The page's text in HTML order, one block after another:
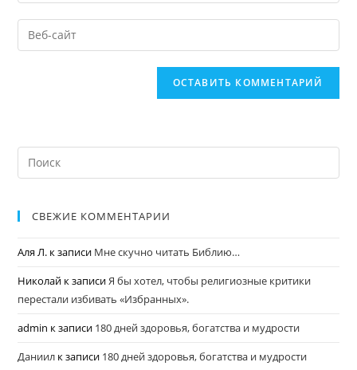
СВЕЖИЕ КОММЕНТАРИИ
Аля Л. к записи Мне скучно читать Библию…
Николай к записиЯ бы хотел, чтобы религиозные критики
перестали избивать «Избранных».
admin к записи 180 дней здоровья, богатства и мудрости
Даниил к записи 180 дней здоровья, богатства и мудрости